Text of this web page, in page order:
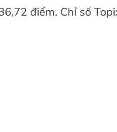
điểm. Chỉ số